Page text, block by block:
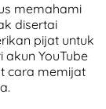
memahami
disertai
pijat untuk
YouTube
cara memijat